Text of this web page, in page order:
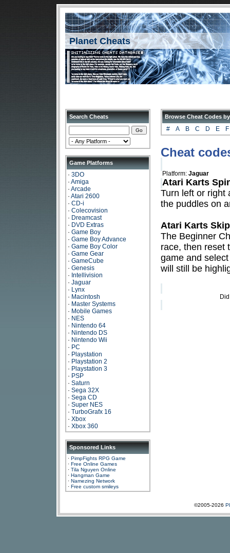
Planet Cheats
Search Cheats
Game Platforms
· 3DO
· Amiga
· Arcade
· Atari 2600
· CD-i
· Colecovision
· Dreamcast
· DVD Extras
· Game Boy
· Game Boy Advance
· Game Boy Color
· Game Gear
· GameCube
· Genesis
· Intellivision
· Jaguar
· Lynx
· Macintosh
· Master Systems
· Mobile Games
· NES
· Nintendo 64
· Nintendo DS
· Nintendo Wii
· PC
· Playstation
· Playstation 2
· Playstation 3
· PSP
· Saturn
· Sega 32X
· Sega CD
· Super NES
· TurboGrafx 16
· Xbox
· Xbox 360
Sponsored Links
· PimpFights RPG Game
· Free Online Games
· Tila Nguyen Online
· Hangman Game
· Namezing Network
· Free custom smileys
Browse Cheat Codes
# A B C D E F
Cheat
Platform: Jaguar
Atari Karts
Turn left or right
the puddles on
Atari Karts
The Beginner
race, then reset
game and
will still be
©2005-2026